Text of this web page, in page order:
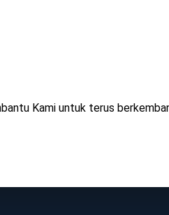
Kami untuk terus